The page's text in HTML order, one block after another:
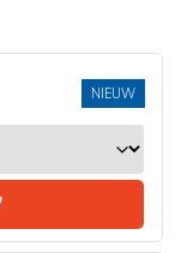
NIEUW